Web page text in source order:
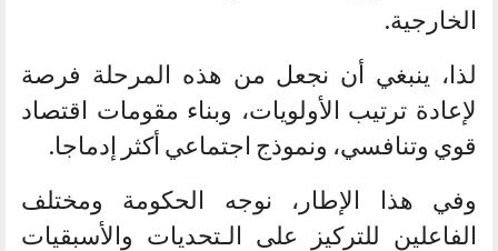
الخارجية.
لذا، ينبغي أن نجعل من هذه المرحلة فرصة
لإعادة ترتيب الأولويات، وبناء مقومات اقتصاد
قوي وتنافسي، ونموذج اجتماعي أكثر إدماجا.
وفي هذا الإطار، نوجه الحكومة ومختلف
الفاعلين للتركيز على الـتحديات والأسبقيات